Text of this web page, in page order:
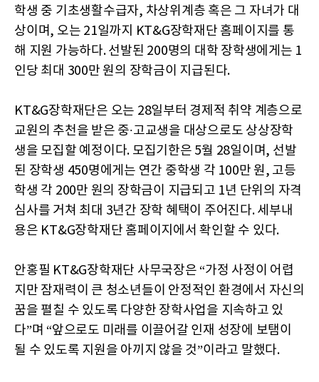
학생 중 기초생활수급자, 차상위계층 혹은 그 자녀가 대
상이며, 오는 21일까지 KT&G장학재단 홈페이지를 통
해 지원 가능하다. 선발된 200명의 대학 장학생에게는 1
인당 최대 300만 원의 장학금이 지급된다.
KT&G장학재단은 오는 28일부터 경제적 취약 계층으로
교원의 추천을 받은 중∙고교생을 대상으로도 상상장학
생을 모집할 예정이다. 모집기한은 5월 28일이며, 선발
된 장학생 450명에게는 연간 중학생 각 100만 원, 고등
학생 각 200만 원의 장학금이 지급되고 1년 단위의 자격
심사를 거쳐 최대 3년간 장학 혜택이 주어진다. 세부내
용은 KT&G장학재단 홈페이지에서 확인할 수 있다.
안홍필 KT&G장학재단 사무국장은 “가정 사정이 어렵
지만 잠재력이 큰 청소년들이 안정적인 환경에서 자신의
꿈을 펼칠 수 있도록 다양한 장학사업을 지속하고 있
다”며 “앞으로도 미래를 이끌어갈 인재 성장에 보탬이
될 수 있도록 지원을 아끼지 않을 것”이라고 말했다.